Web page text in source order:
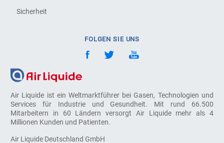
Air Liquide ist ein Weltmarktführer bei Gasen, Technologien und
Services für Industrie und Gesundheit. Mit rund 66.500
Mitarbeitern in 60 Ländern versorgt Air Liquide mehr als 4
Millionen Kunden und Patienten.
Air Liquide Deutschland GmbH
Sicherheit
FOLGEN SIE UNS